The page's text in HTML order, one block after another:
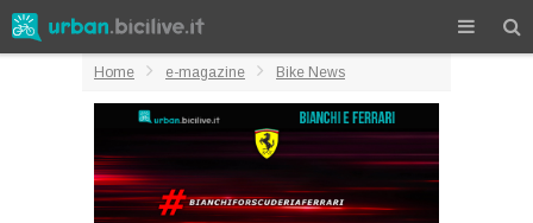
Home e-magazine Bike News